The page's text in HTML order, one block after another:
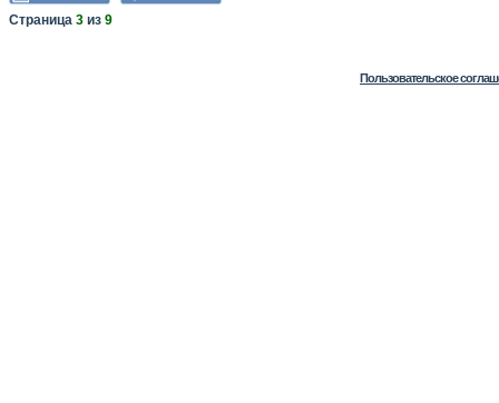
Страница 3 из 9
Пользовательское